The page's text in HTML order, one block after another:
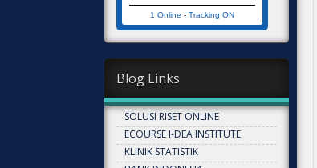
1 Online - Tracking ON
Blog Links
SOLUSI RISET ONLINE
ECOURSE I-DEA INSTITUTE
KLINIK STATISTIK